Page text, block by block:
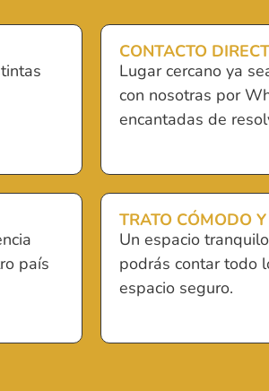
CONTACTO
Lugar cercano ya
con nosotras por
encantadas de
país
TRATO CÓMODO
Un espacio
podrás contar todo
espacio seguro.